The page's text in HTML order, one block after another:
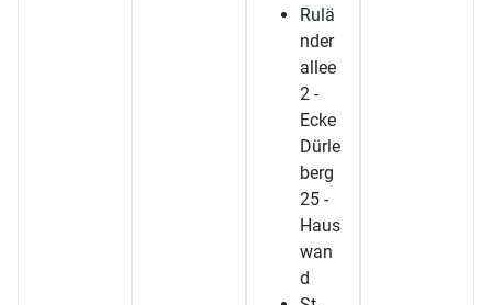
Rulä
nder
allee
2 -
Ecke
Dürle
berg
25 -
Haus
wan
d